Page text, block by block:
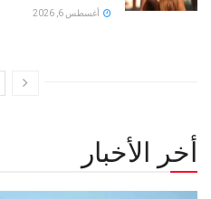
أغسطس 6, 2026
أخر الأخبار